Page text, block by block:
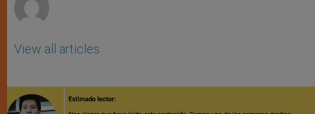
View all articles